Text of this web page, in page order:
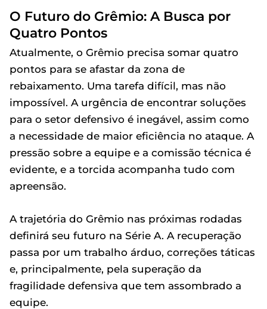
O Futuro do Grêmio: A Busca por
Quatro Pontos
Atualmente, o Grêmio precisa somar quatro
pontos para se afastar da zona de
rebaixamento. Uma tarefa difícil, mas não
impossível. A urgência de encontrar soluções
para o setor defensivo é inegável, assim como
a necessidade de maior eficiência no ataque. A
pressão sobre a equipe e a comissão técnica é
evidente, e a torcida acompanha tudo com
apreensão.
A trajetória do Grêmio nas próximas rodadas
definirá seu futuro na Série A. A recuperação
passa por um trabalho árduo, correções táticas
e, principalmente, pela superação da
fragilidade defensiva que tem assombrado a
equipe.